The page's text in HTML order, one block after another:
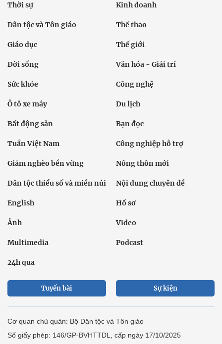
Thời sự Kinh doanh
Dân tộc và Tôn giáo Thể thao
Giáo dục Thế giới
Đời sống Văn hóa - Giải trí
Sức khỏe Công nghệ
Ô tô xe máy Du lịch
Bất động sản Bạn đọc
Tuần Việt Nam Công nghiệp hỗ trợ
Giảm nghèo bền vững Nông thôn mới
Dân tộc thiểu số và miền núi Nội dung chuyên đề
English Hồ sơ
Ảnh Video
Multimedia Podcast
24h qua
Tuyến bài Sự kiện
Cơ quan chủ quản: Bộ Dân tộc và Tôn giáo
Số giấy phép: 146/GP-BVHTTDL, cấp ngày 17/10/2025